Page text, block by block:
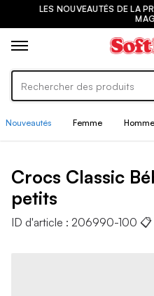
LES NOUVEAUTÉS DE LA
Nouveautés Femme Homme
Crocs Classic
petits
ID d'article : 206990-100 📋